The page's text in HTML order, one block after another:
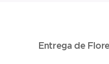
Entrega de